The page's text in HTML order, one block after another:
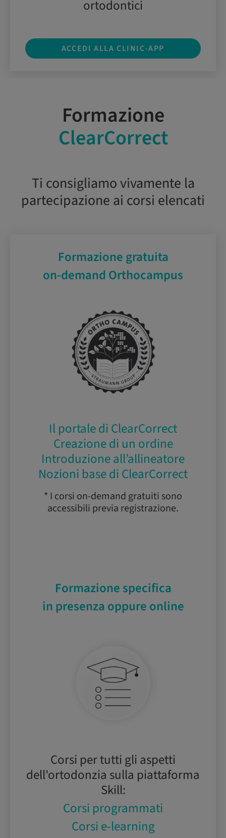
ortodontici
ACCEDI ALLA CLINIC-APP
Formazione
ClearCorrect
Ti consigliamo vivamente la
partecipazione ai corsi elencati
Formazione gratuita
on-demand Orthocampus
Il portale di ClearCorrect
Creazione di un ordine
Introduzione all’allineatore
Nozioni base di ClearCorrect
* I corsi on-demand gratuiti sono
accessibili previa registrazione.
Formazione specifica
in presenza oppure online
Corsi per tutti gli aspetti
dell'ortodonzia sulla piattaforma
Skill:
Corsi programmati
Corsi e-learning